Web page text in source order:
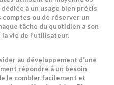
à un usage bien précis
comptes ou de réserver un
tâche du quotidien a son
vie de l’utilisateur.
au développement d’une
répondre à un besoin
le combler facilement et